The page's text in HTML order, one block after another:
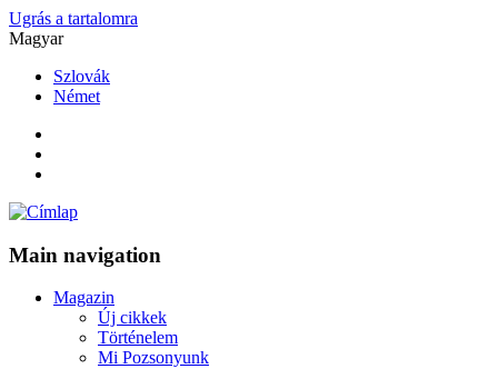
Ugrás a tartalomra
Magyar
Szlovák
Német
Main navigation
Magazin
Új cikkek
Történelem
Mi Pozsonyunk